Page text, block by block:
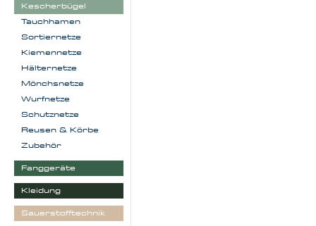
Kescherbügel
Tauchhamen
Sortiernetze
Kiemennetze
Hälternetze
Mönchsnetze
Wurfnetze
Schutznetze
Reusen & Körbe
Zubehör
Fanggeräte
Kleidung
Sauerstofftechnik